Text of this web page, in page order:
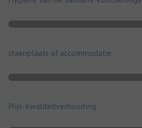
staanplaats of accommodatie
Prijs-kwaliteitverhouding